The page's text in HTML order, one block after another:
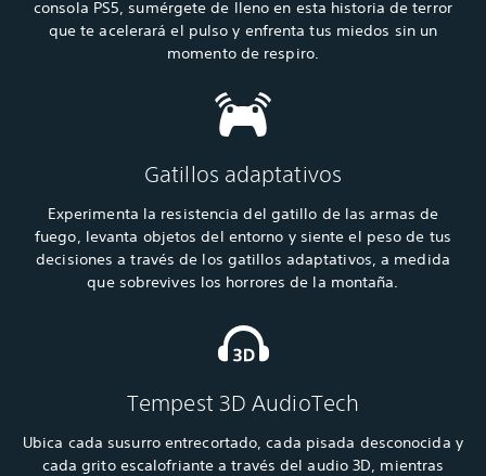
consola PS5, sumérgete de lleno en esta historia de terror
que te acelerará el pulso y enfrenta tus miedos sin un
momento de respiro.
Gatillos adaptativos
Experimenta la resistencia del gatillo de las armas de
fuego, levanta objetos del entorno y siente el peso de tus
decisiones a través de los gatillos adaptativos, a medida
que sobrevives los horrores de la montaña.
Tempest 3D AudioTech
Ubica cada susurro entrecortado, cada pisada desconocida y
cada grito escalofriante a través del audio 3D, mientras